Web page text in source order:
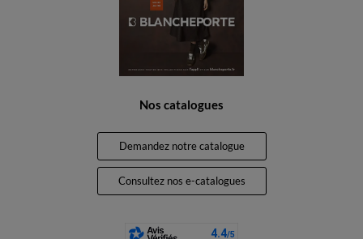
Nos catalogues
Demandez notre catalogue
Consultez nos e-catalogues